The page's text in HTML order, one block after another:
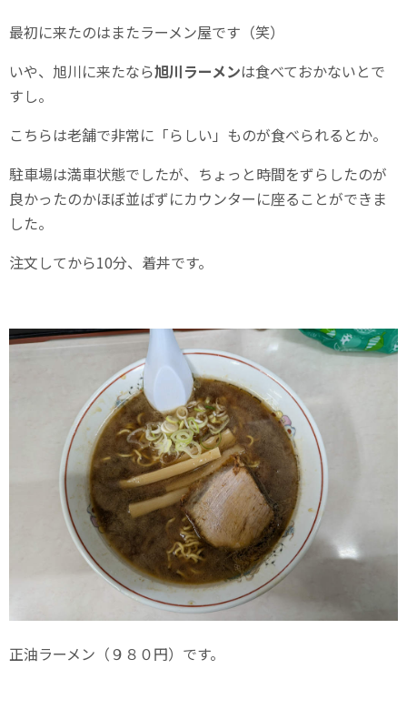
最初に来たのはまたラーメン屋です（笑）
いや、旭川に来たなら旭川ラーメンは食べておかないとで
すし。
こちらは老舗で非常に「らしい」ものが食べられるとか。
駐車場は満車状態でしたが、ちょっと時間をずらしたのが
良かったのかほぼ並ばずにカウンターに座ることができま
した。
注文してから10分、着丼です。
正油ラーメン（９８０円）です。